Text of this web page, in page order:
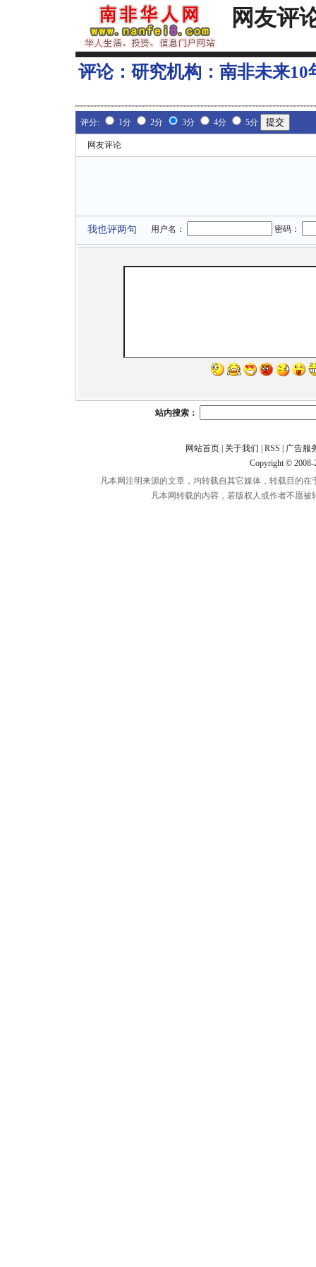
网友评
评论： 研究机构：南非未来
评分: 1分 2分 3分 4分 5分
网友评论
我也评两句 用户名： 密码：
站内搜索：
网站首页| 关于我们 RSS
广告服
Copyright ©
凡本网注明来源的文章，均转载自其它媒体，转载目的
凡本网转载的内容，若版权人或作者不愿